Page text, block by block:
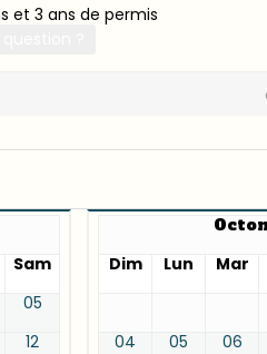
et 3 ans de permis
Sam
05
12
Dim
Lun Mar
04
05 06